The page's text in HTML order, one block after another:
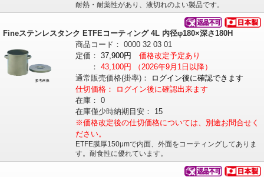
耐熱・耐薬性があり、液切れのよい製品です。
Fineステンレスタンク ETFEコーティング 4L 内径φ180×深さ180H
商品コード： 0000 32 03 01
定価： 37,900円
価格改定予定あり
： 43,100円
（2026年9月1日以降）
通常販売価格(掛率)：
ログイン後に確認できます
仕切価格：
ログイン後に確認出来ます
在庫： 0
在庫僅少時納期目安：
15
※価格改定後の仕切価格については、別途お問合せく
ださい。
ETFE膜厚150μmで内面、外面をコーティングしてありま
す。耐食性に優れています。